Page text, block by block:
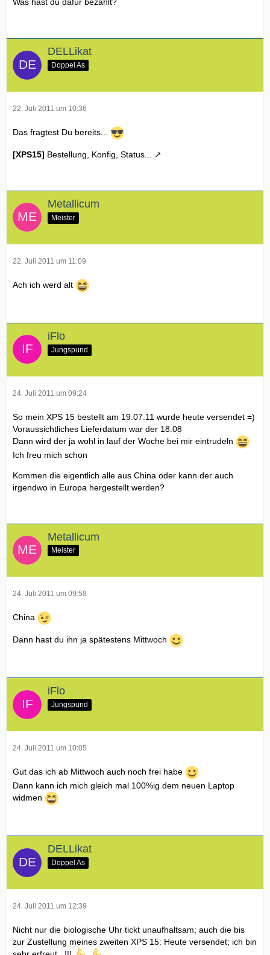
DELLikat
Doppel As
22. Juli 2011 um 10:36
Das fragtest Du bereits...
[XPS15] Bestellung, Konfig, Status...
Metallicum
Meister
22. Juli 2011 um 11:09
Ach ich werd alt
iFlo
Jungspund
24. Juli 2011 um 09:24
So mein XPS 15 bestellt am 19.07.11 wurde heute versendet =)
Voraussichtliches Lieferdatum war der 18.08
Dann wird der ja wohl in lauf der Woche bei mir eintrudeln
Ich freu mich schon
Kommen die eigentlich alle aus China oder kann der auch
irgendwo in Europa hergestellt werden?
Metallicum
Meister
24. Juli 2011 um 09:58
China
Dann hast du ihn ja spätestens Mittwoch
iFlo
Jungspund
24. Juli 2011 um 10:05
Gut das ich ab Mittwoch auch noch frei habe
Dann kann ich mich gleich mal 100%ig dem neuen Laptop
widmen
DELLikat
Doppel As
24. Juli 2011 um 12:39
Nicht nur die biologische Uhr tickt unaufhaltsam; auch die bis
zur Zustellung meines zweiten XPS 15: Heute versendet; ich bin